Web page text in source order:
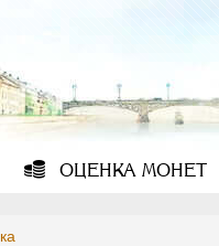
ОЦЕНКАМОНЕТ